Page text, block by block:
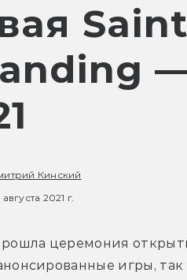
Кинский
августа 2021 г.
церемония
игры,